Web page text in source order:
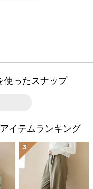
使ったスナップ
イテムランキング
3